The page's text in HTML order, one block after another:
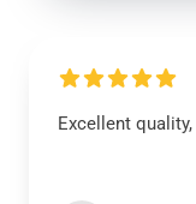
Excellent